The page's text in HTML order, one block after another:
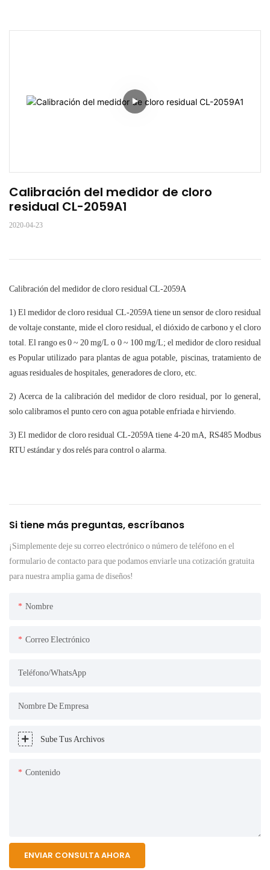
Calibración del medidor de cloro
residual CL-2059A1
2020-04-23
Calibración del medidor de cloro residual CL-2059A
1) El medidor de cloro residual CL-2059A tiene un sensor de cloro residual
de voltaje constante, mide el cloro residual, el dióxido de carbono y el cloro
total. El rango es 0 ~ 20 mg/L o 0 ~ 100 mg/L; el medidor de cloro residual
es Popular utilizado para plantas de agua potable, piscinas, tratamiento de
aguas residuales de hospitales, generadores de cloro, etc.
2) Acerca de la calibración del medidor de cloro residual, por lo general,
solo calibramos el punto cero con agua potable enfriada e hirviendo.
3) El medidor de cloro residual CL-2059A tiene 4-20 mA, RS485 Modbus
RTU estándar y dos relés para control o alarma.
Si tiene más preguntas, escríbanos
¡Simplemente deje su correo electrónico o número de teléfono en el
formulario de contacto para que podamos enviarle una cotización gratuita
para nuestra amplia gama de diseños!
Nombre
Correo Electrónico
Teléfono/WhatsApp
Nombre De Empresa
Sube Tus Archivos
Contenido
ENVIAR CONSULTA AHORA